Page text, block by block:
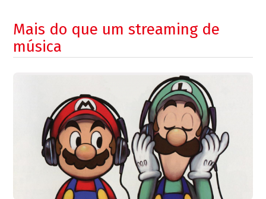
Mais do que um streaming de
música